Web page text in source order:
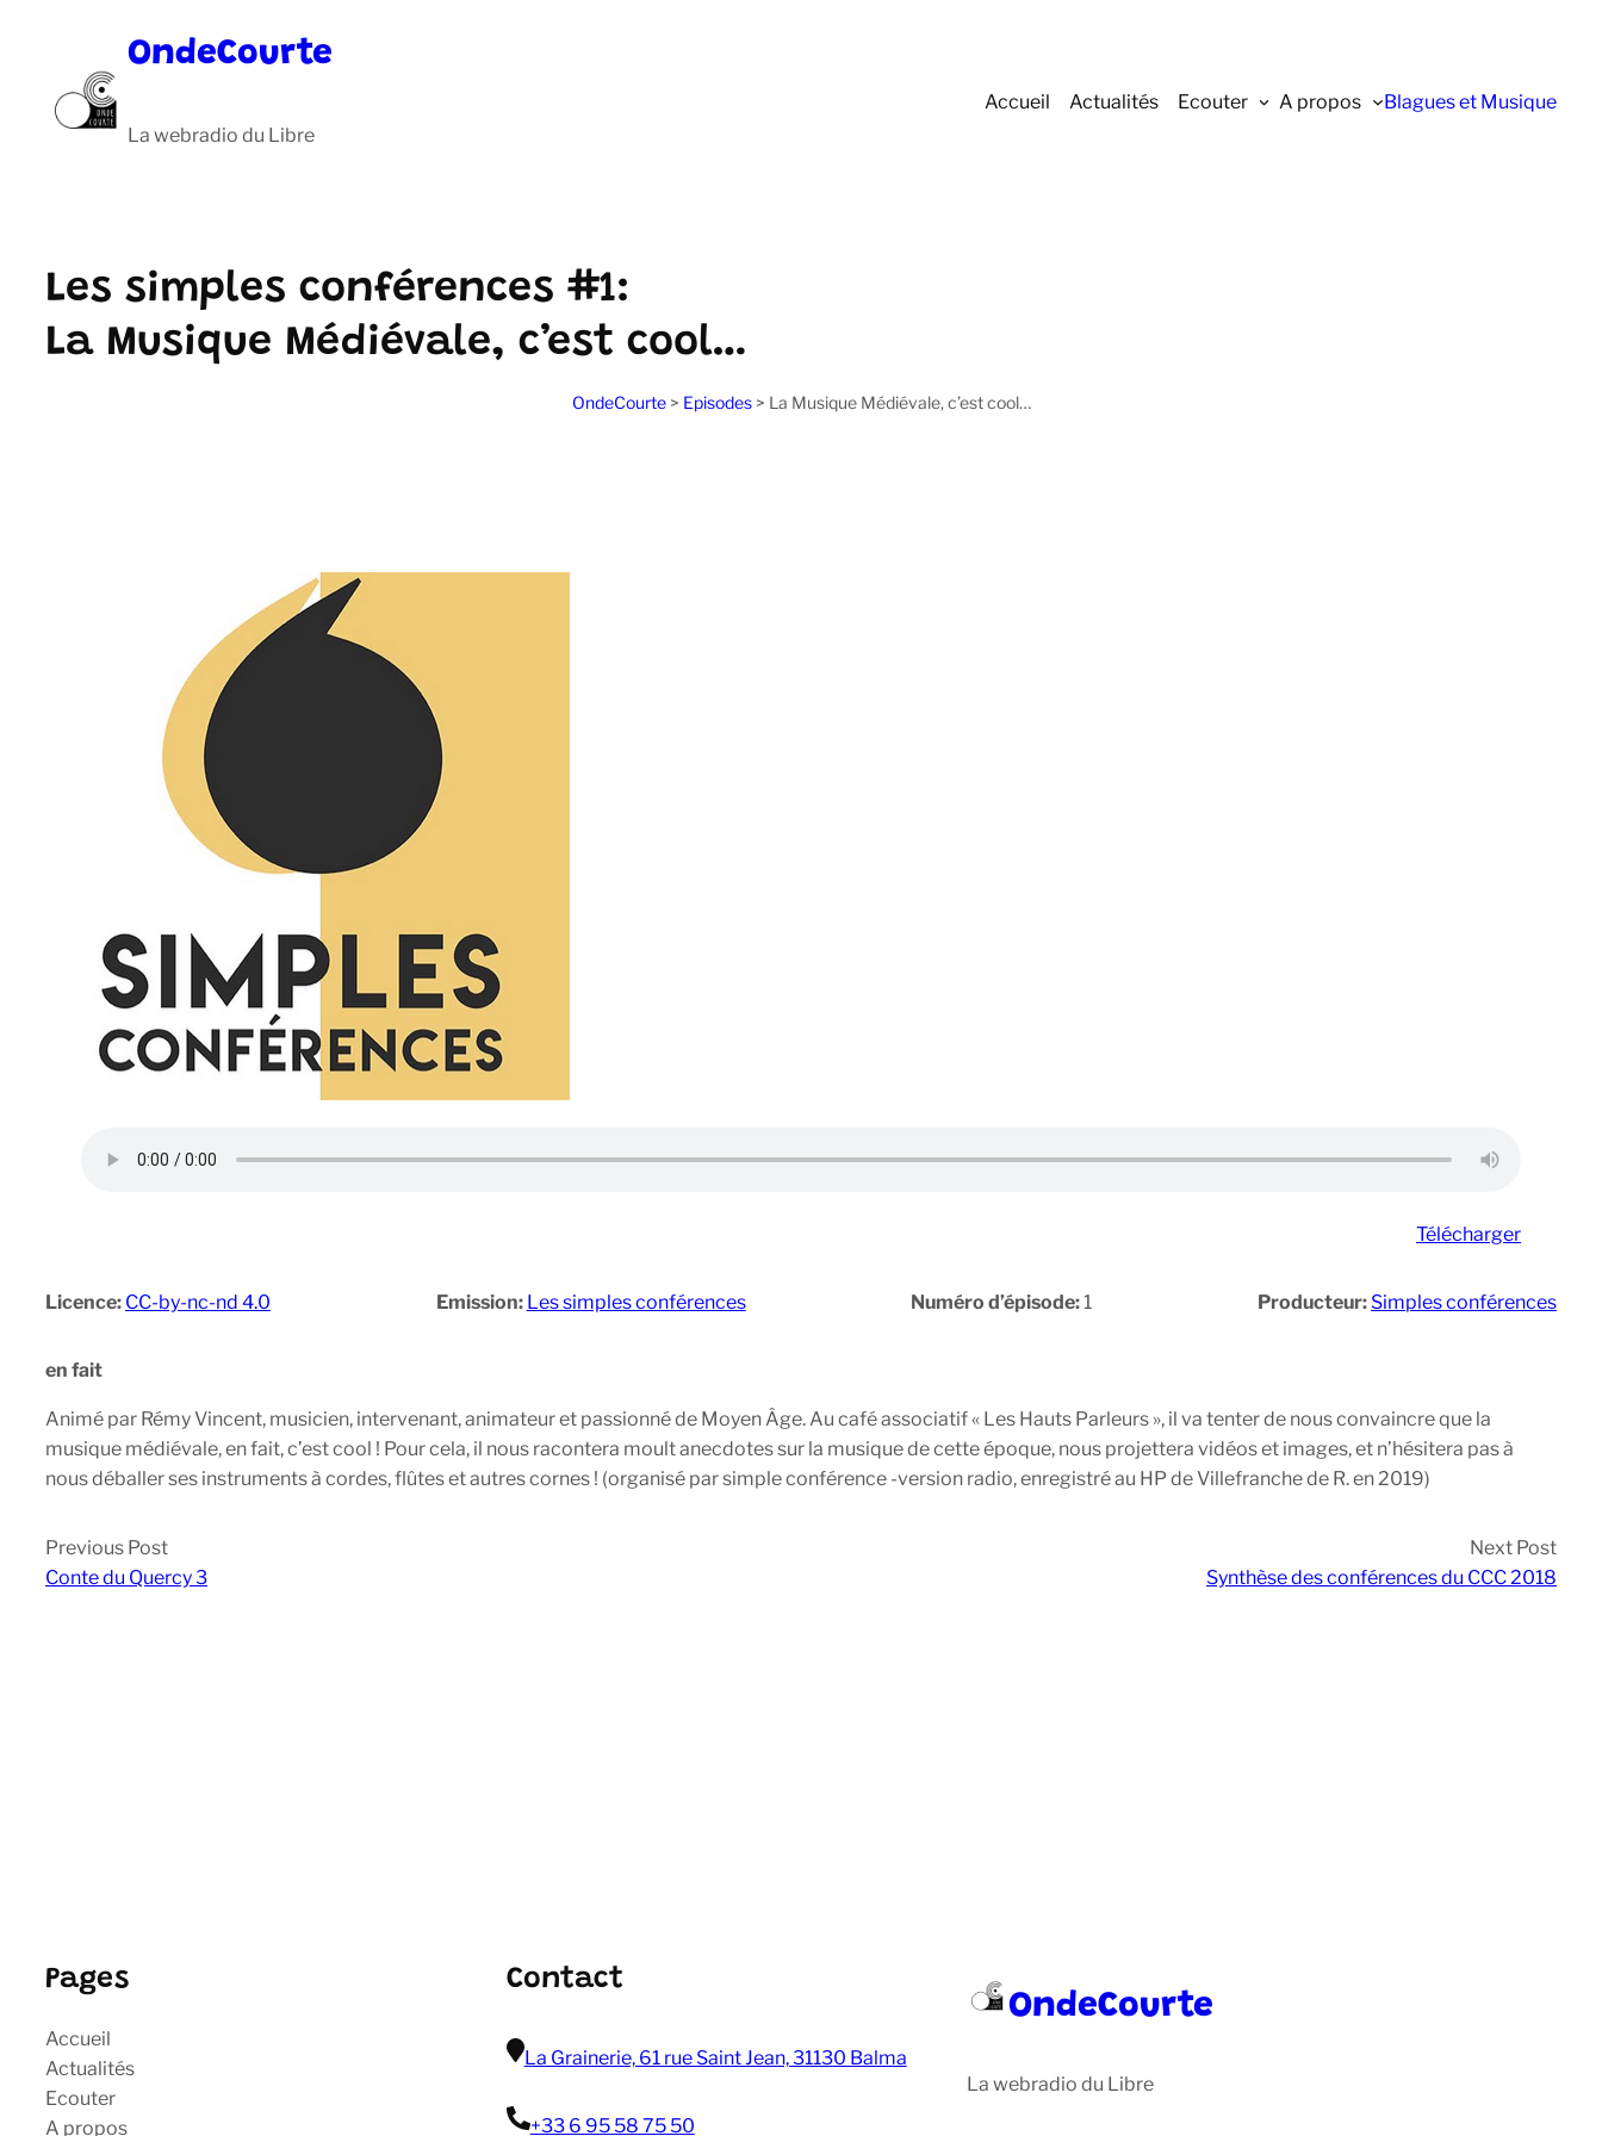
OndeCourte
La webradio du Libre
Accueil Actualités Ecouter A propos Blagues et Musique
Les simples conférences #1:
La Musique Médiévale, c’est cool…
OndeCourte> Episodes> La Musique Médiévale, c’est cool…
Télécharger
Licence: CC-by-nc-nd 4.0 Emission: Les simples conférences Numéro d’épisode:1 Producteur: Simples conférences
en fait
Animé par Rémy Vincent, musicien, intervenant, animateur et passionné de Moyen Âge. Au café associatif « Les Hauts Parleurs », il va tenter de nous convaincre que la
musique médiévale, en fait, c’est cool ! Pour cela, il nous racontera moult anecdotes sur la musique de cette époque, nous projettera vidéos et images, et n’hésitera pas à
nous déballer ses instruments à cordes, flûtes et autres cornes ! (organisé par simple conférence -version radio, enregistré au HP de Villefranche de R. en 2019)
Previous Post
Conte du Quercy 3
Next Post
Synthèse des conférences du CCC 2018
Pages
Accueil
Actualités
Ecouter
A propos
Contact
La Grainerie, 61 rue Saint Jean, 31130 Balma
+33 6 95 58 75 50
OndeCourte
La webradio du Libre